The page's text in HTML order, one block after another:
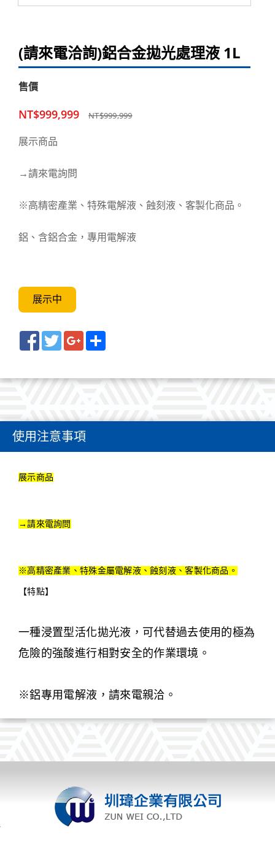
(請來電洽詢)鋁合金拋光處理液 1L
售價
NT$999,999 NT$999,999
展示商品
→請來電詢問
※高精密產業、特殊電解液、蝕刻液、客製化商品。
鋁、含鋁合金，專用電解液
展示中
FacebookTwitterGoogle+
使用注意事項
展示商品
→請來電詢問
※高精密產業、特殊金屬電解液、蝕刻液、客製化商品。
【特點】
一種浸置型活化拋光液，可代替過去使用的極為
危險的強酸進行相對安全的作業環境。
※鋁專用電解液，請來電親洽。